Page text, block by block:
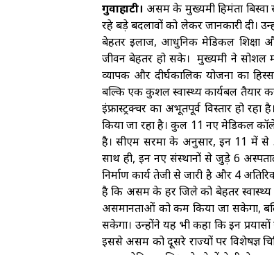
गुवाहाटी। असम के मुख्यमंत्री हिमंता
रहे बड़े बदलावों को लेकर जानकारी दी।
बेहतर इलाज, आधुनिक मेडिकल शिक्षा
जीवन बेहतर हो सके। मुख्यमंत्री ने सोशल
व्यापक और दीर्घकालिक योजना का
बल्कि एक कुशल स्वास्थ्य कार्यबल तैयार
इंफ्रास्ट्रक्चर का अभूतपूर्व विस्तार हो
किया जा रहा है। कुल 11 नए मेडिकल
है। सीएम सरमा के अनुसार, इन 11 में से
साथ ही, इन नए संस्थानों से जुड़े 6
निर्माण कार्य तेजी से जारी है और 4
है कि असम के हर जिले को बेहतर स्वास्थ्य
असमानताओं को कम किया जा सकेगा,
सकेगा। उन्होंने यह भी कहा कि इन
इससे असम को दूसरे राज्यों पर विशेषज्ञ